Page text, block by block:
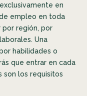
en
empleo en toda
por región, por
Una
habilidades o
que entrar en cada
son los requisitos